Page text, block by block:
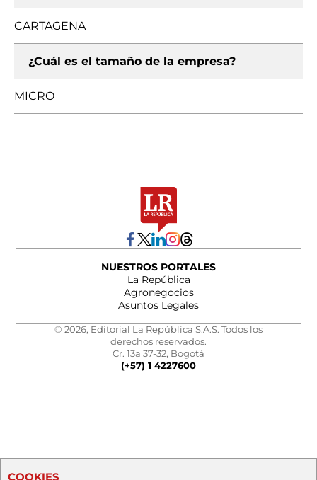
CARTAGENA
¿Cuál es el tamaño de la empresa?
MICRO
NUESTROS PORTALES
La República
Agronegocios
Asuntos Legales
© 2026, Editorial La República S.A.S. Todos los
derechos reservados.
Cr. 13a 37-32, Bogotá
(+57) 1 4227600
COOKIES